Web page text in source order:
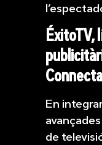
ÉxitoTV,
En
de